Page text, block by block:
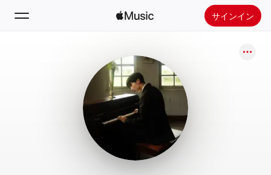
サインイン
新着おすすめ
Apple Musicをインストール